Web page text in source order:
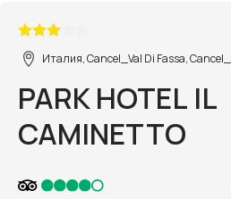
Италия, Cancel_Val Di Fassa,
PARK HOTEL IL
CAMINETTO